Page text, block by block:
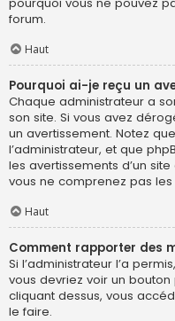
forum.
Haut
Pourquoi ai-je reçu un
Chaque administrateur a
son site. Si vous avez
un avertissement. Notez
l’administrateur, et que
les avertissements d’un
vous ne comprenez pas
Haut
Comment rapporter des
Si l’administrateur l’a
vous devriez voir un
cliquant dessus, vous
le faire.